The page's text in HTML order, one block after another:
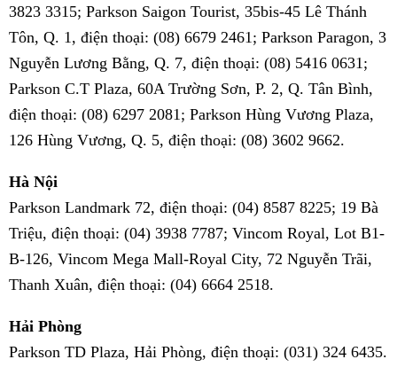
3823 3315; Parkson Saigon Tourist, 35bis-45 Lê Thánh
Tôn, Q. 1, điện thoại: (08) 6679 2461; Parkson Paragon, 3
Nguyễn Lương Bằng, Q. 7, điện thoại: (08) 5416 0631;
Parkson C.T Plaza, 60A Trường Sơn, P. 2, Q. Tân Bình,
điện thoại: (08) 6297 2081; Parkson Hùng Vương Plaza,
126 Hùng Vương, Q. 5, điện thoại: (08) 3602 9662.
Hà Nội
Parkson Landmark 72, điện thoại: (04) 8587 8225; 19 Bà
Triệu, điện thoại: (04) 3938 7787; Vincom Royal, Lot B1-
B-126, Vincom Mega Mall-Royal City, 72 Nguyễn Trãi,
Thanh Xuân, điện thoại: (04) 6664 2518.
Hải Phòng
Parkson TD Plaza, Hải Phòng, điện thoại: (031) 324 6435.